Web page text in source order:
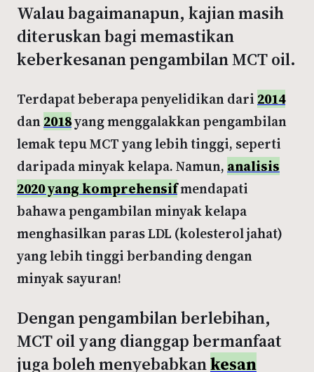
Walau bagaimanapun, kajian masih
diteruskan bagi memastikan
keberkesanan pengambilan MCT oil.
Terdapat beberapa penyelidikan dari2014
dan2018yang menggalakkan pengambilan
lemak tepu MCT yang lebih tinggi, seperti
daripada minyak kelapa. Namun, analisis
2020 yang komprehensifmendapati
bahawa pengambilan minyak kelapa
menghasilkan paras LDL (kolesterol jahat)
yang lebih tinggi berbanding dengan
minyak sayuran!
Dengan pengambilan berlebihan,
MCT oil yang dianggap bermanfaat
juga boleh menyebabkankesan